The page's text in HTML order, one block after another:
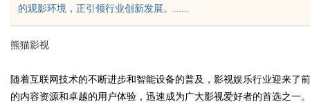
的观影环境，正引领行业创新发展。......
熊猫影视
随着互联网技术的不断进步和智能设备的普及，影视娱乐行业迎来了
的内容资源和卓越的用户体验，迅速成为广大影视爱好者的首选之一。
配眼镜
发体系全解析